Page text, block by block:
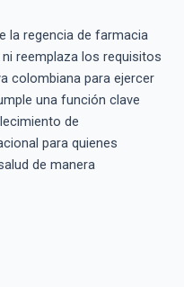
la regencia de farmacia
reemplaza los requisitos
colombiana para ejercer
una función clave
de
para quienes
de manera